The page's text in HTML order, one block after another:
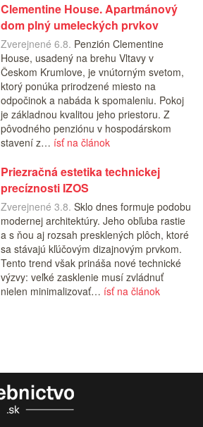
Clementine House. Apartmánový
dom plný umeleckých prvkov
Zverejnené 6.8. Penzión Clementine
House, usadený na brehu Vltavy v
Českom Krumlove, je vnútorným svetom,
ktorý ponúka prirodzené miesto na
odpočinok a nabáda k spomaleniu. Pokoj
je základnou kvalitou jeho priestoru. Z
pôvodného penziónu v hospodárskom
stavení z… ísť na článok
Priezračná estetika technickej
precíznosti IZOS
Zverejnené 3.8. Sklo dnes formuje podobu
modernej architektúry. Jeho obľuba rastie
a s ňou aj rozsah presklených plôch, ktoré
sa stávajú kľúčovým dizajnovým prvkom.
Tento trend však prináša nové technické
výzvy: veľké zasklenie musí zvládnuť
nielen minimalizovať… ísť na článok